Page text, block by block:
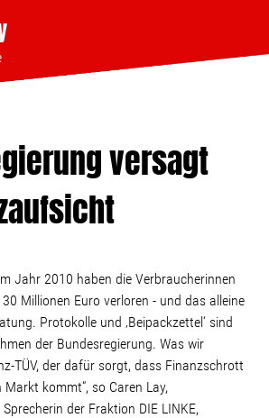
Themen
Bezahlbares Wohnen
Strukturwandel
Bodenpolitik
Linke Zukunftsdebatte
versagt
Jahr 2010 haben die Verbraucherinnen
Millionen Euro verloren - und das alleine
Protokolle und ‚Beipackzettel‘ sind
der Bundesregierung. Was wir
TÜV, der dafür sorgt, dass Finanzschrott
kommt“, so Caren Lay,
der Fraktion DIE LINKE,